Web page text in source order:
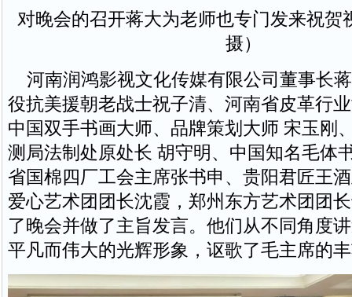
对晚会的召开蒋大为老师也专门发来祝贺
摄）
河南润鸿影视文化传媒有限公司董事长
役抗美援朝老战士祝子清、河南省皮革行
中国双手书画大师、品牌策划大师 宋玉刚
测局法制处原处长 胡守明、中国知名毛体
省国棉四厂工会主席张书申、贵阳君匠王
爱心艺术团团长沈霞，郑州东方艺术团团
了晚会并做了主旨发言。他们从不同角度
平凡而伟大的光辉形象，讴歌了毛主席的